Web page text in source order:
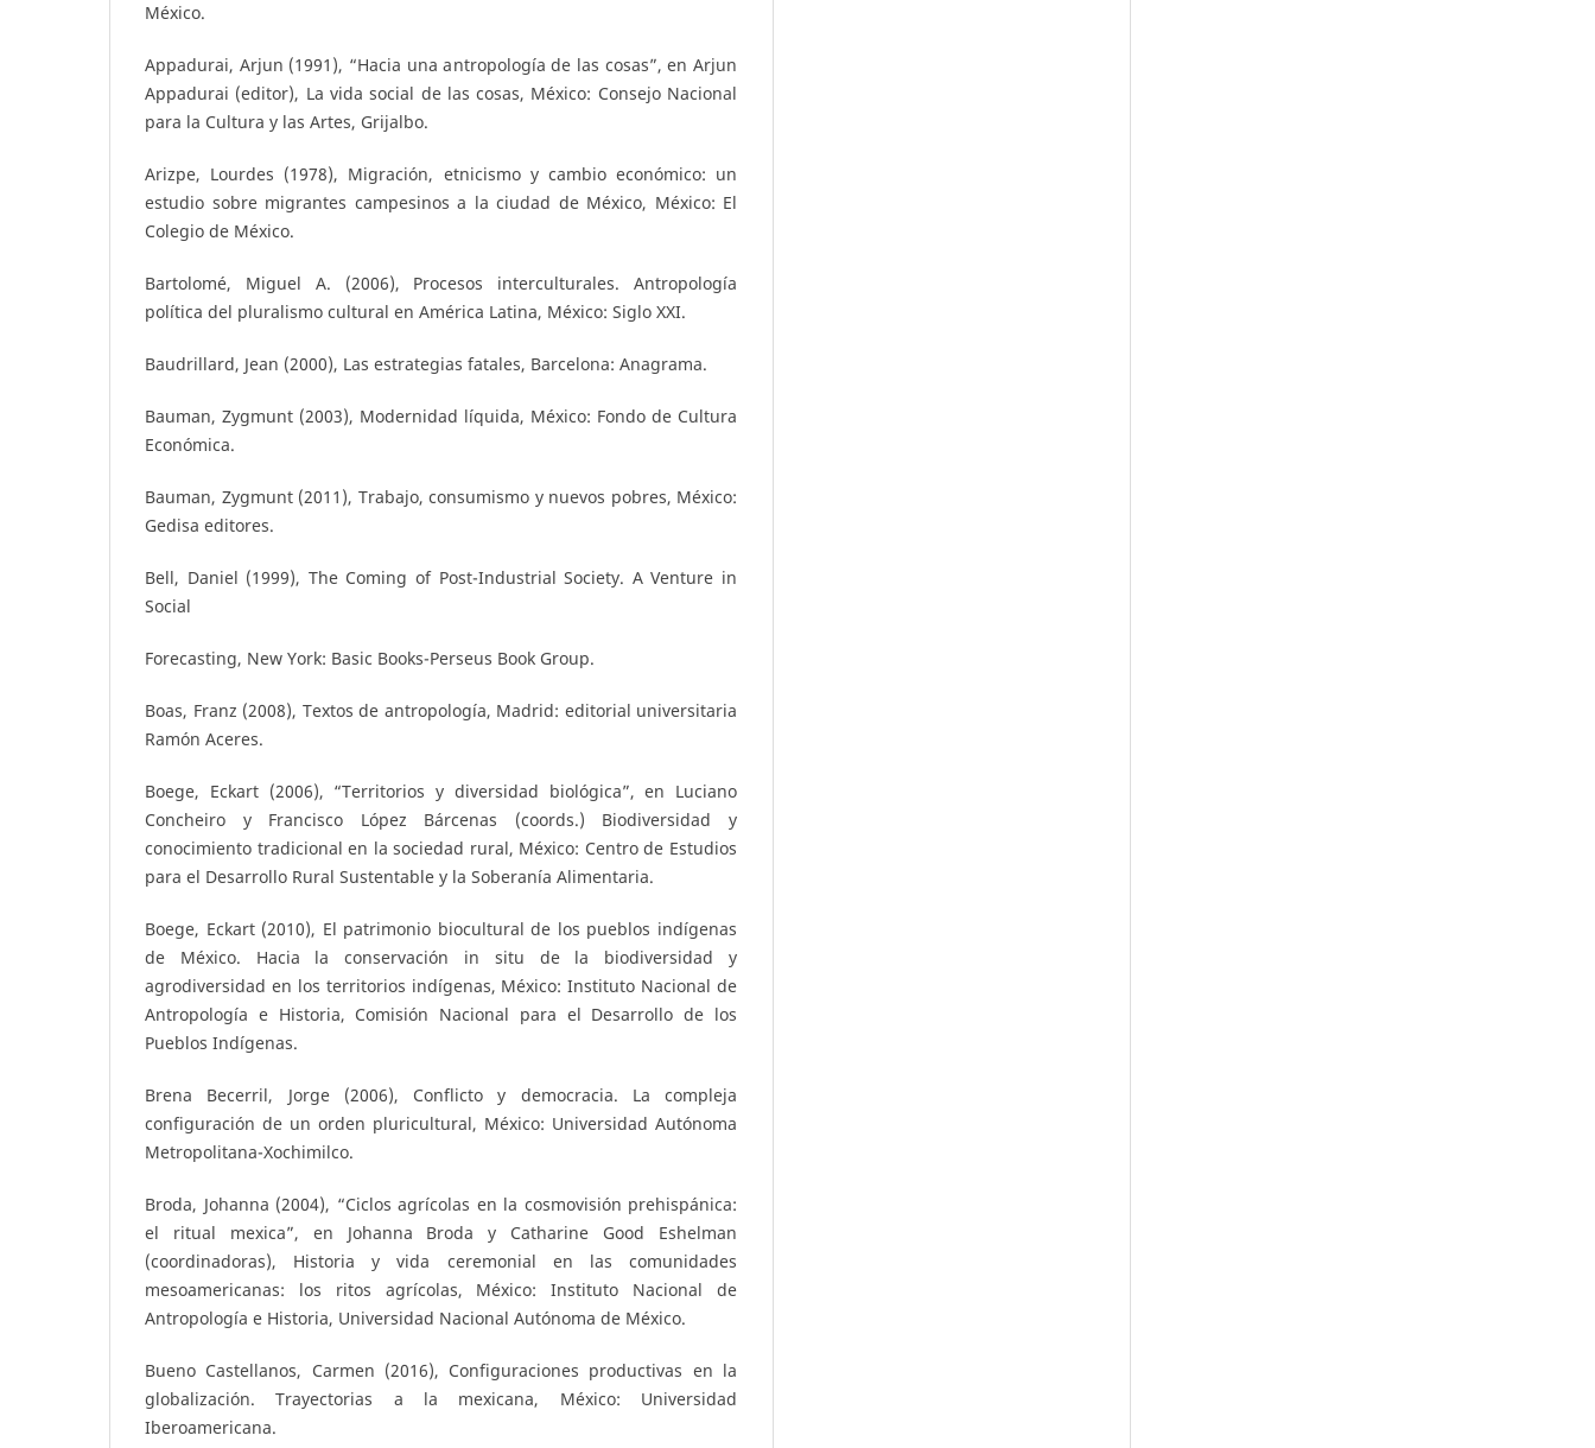
México.
Appadurai, Arjun (1991), “Hacia una antropología de las cosas”, en Arjun
Appadurai (editor), La vida social de las cosas, México: Consejo Nacional
para la Cultura y las Artes, Grijalbo.
Arizpe, Lourdes (1978), Migración, etnicismo y cambio económico: un
estudio sobre migrantes campesinos a la ciudad de México, México: El
Colegio de México.
Bartolomé, Miguel A. (2006), Procesos interculturales. Antropología
política del pluralismo cultural en América Latina, México: Siglo XXI.
Baudrillard, Jean (2000), Las estrategias fatales, Barcelona: Anagrama.
Bauman, Zygmunt (2003), Modernidad líquida, México: Fondo de Cultura
Económica.
Bauman, Zygmunt (2011), Trabajo, consumismo y nuevos pobres, México:
Gedisa editores.
Bell, Daniel (1999), The Coming of Post-Industrial Society. A Venture in
Social
Forecasting, New York: Basic Books-Perseus Book Group.
Boas, Franz (2008), Textos de antropología, Madrid: editorial universitaria
Ramón Aceres.
Boege, Eckart (2006), “Territorios y diversidad biológica”, en Luciano
Concheiro y Francisco López Bárcenas (coords.) Biodiversidad y
conocimiento tradicional en la sociedad rural, México: Centro de Estudios
para el Desarrollo Rural Sustentable y la Soberanía Alimentaria.
Boege, Eckart (2010), El patrimonio biocultural de los pueblos indígenas
de México. Hacia la conservación in situ de la biodiversidad y
agrodiversidad en los territorios indígenas, México: Instituto Nacional de
Antropología e Historia, Comisión Nacional para el Desarrollo de los
Pueblos Indígenas.
Brena Becerril, Jorge (2006), Conflicto y democracia. La compleja
configuración de un orden pluricultural, México: Universidad Autónoma
Metropolitana-Xochimilco.
Broda, Johanna (2004), “Ciclos agrícolas en la cosmovisión prehispánica:
el ritual mexica”, en Johanna Broda y Catharine Good Eshelman
(coordinadoras), Historia y vida ceremonial en las comunidades
mesoamericanas: los ritos agrícolas, México: Instituto Nacional de
Antropología e Historia, Universidad Nacional Autónoma de México.
Bueno Castellanos, Carmen (2016), Configuraciones productivas en la
globalización. Trayectorias a la mexicana, México: Universidad
Iberoamericana.